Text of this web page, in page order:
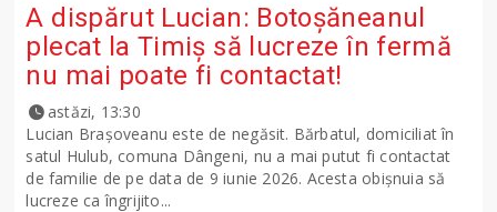
A dispărut Lucian: Botoșăneanul
plecat la Timiș să lucreze în fermă
nu mai poate fi contactat!
astăzi, 13:30
Lucian Brașoveanu este de negăsit. Bărbatul, domiciliat în
satul Hulub, comuna Dângeni, nu a mai putut fi contactat
de familie de pe data de 9 iunie 2026. Acesta obișnuia să
lucreze ca îngrijito...